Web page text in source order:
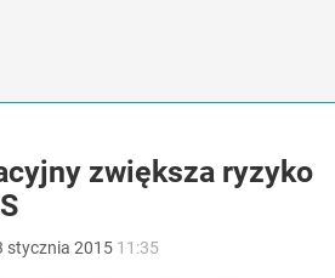
zwiększa ryzyko
stycznia 2015 11:35